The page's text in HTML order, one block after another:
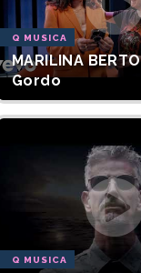
Q MUSICA
MARILINA
Gordo
Q MUSICA